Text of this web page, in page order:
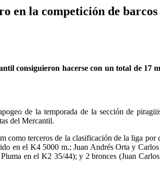
en la competición de barcos
consiguieron hacerse con un total de
de la temporada de la sección de
del Mercantil.
como terceros de la clasificación de la liga
en el K4 5000 m.; Juan Andrés Orta y
en el K2 35/44); y 2 bronces (Juan